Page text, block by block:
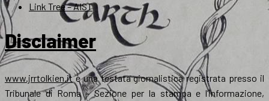
Link Tree – AIST
Disclaimer
www.jrrtolkien.itè una testata giornalistica registrata presso il
Tribunale di Roma - Sezione per la stampa e l’informazione,